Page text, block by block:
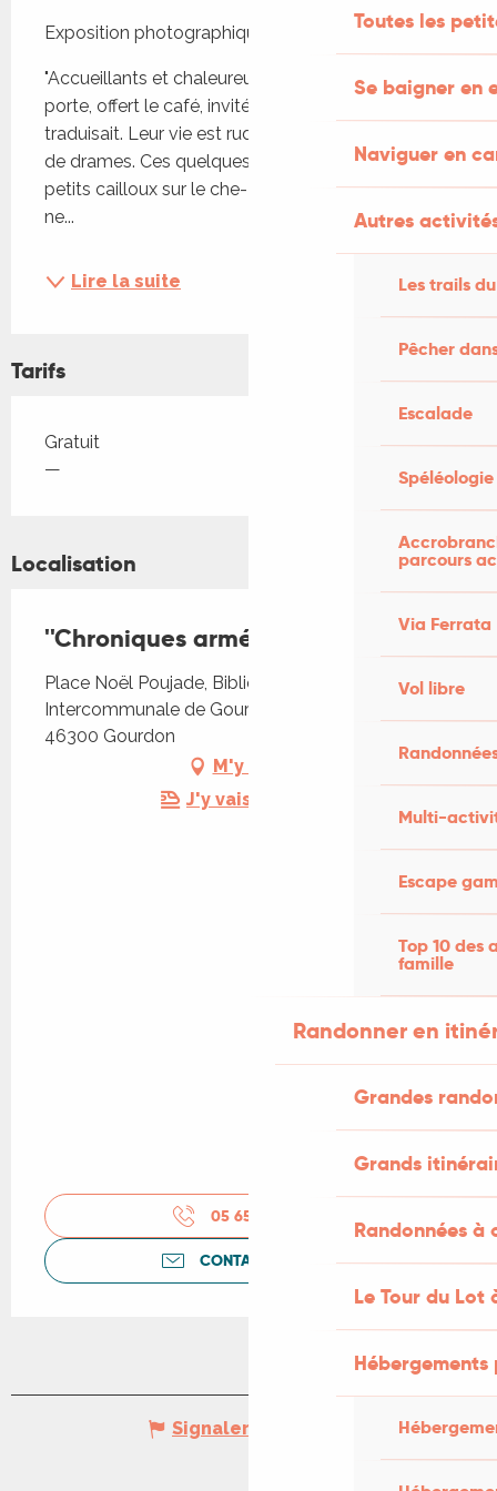
Toutes les
Se baigner en
Naviguer en
Autres
Les trails
Pêcher
Escalade
Spéléologie
parcours
Via Ferrata
Vol libre
Multi-
Escape
Top 10 des
famille
Randonner en
Grandes
Grands
Randonnées
Le Tour du Lot
Exposition photographique de Christian Latreille
"Accueillants et chaleureux, ils m’ont ouvert leur
porte, offert le café, invité à leur table. Un ami
traduisait. Leur vie est rude, leur mémoire chargée
de drames. Ces quelques photos comme des
petits cailloux sur le che- min de la fraternité pour
ne...
Lire la suite
Tarifs
Tarifs 2026
Gratuit
—
Localisation
''Chroniques arméniennes''
Place Noël Poujade, Bibliothèque
Intercommunale de Gourdon, Place Noël Poujade,
46300 Gourdon
M'y rendre
J'y vais en train !
05 65 41 30
CONTACTEZ-NOUS
Signaler une erreur